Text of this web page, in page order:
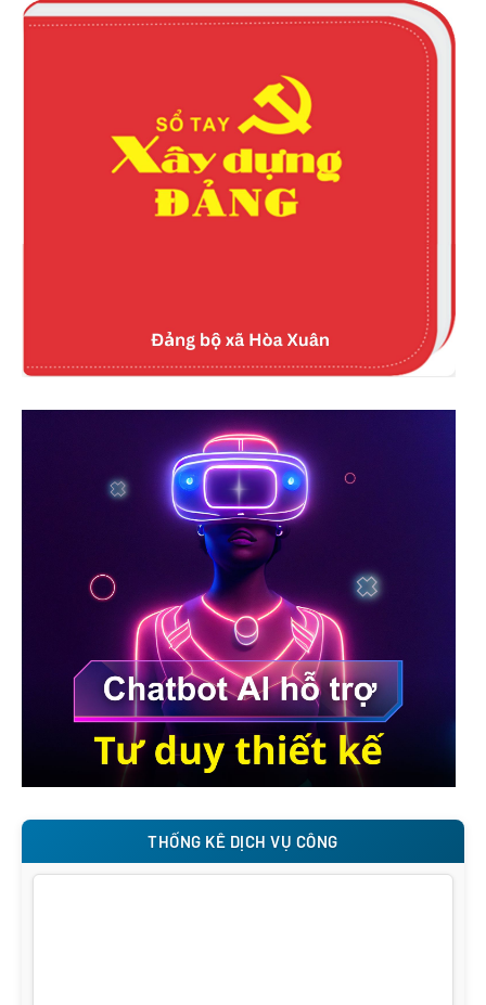
THỐNG KÊ DỊCH VỤ CÔNG